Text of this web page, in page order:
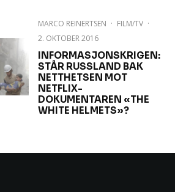
MARCO REINERTSEN · FILM/TV ·
2. OKTOBER 2016
INFORMASJONSKRIGEN:
STÅR RUSSLAND BAK
NETTHETSEN MOT
NETFLIX-
DOKUMENTAREN «THE
WHITE HELMETS»?